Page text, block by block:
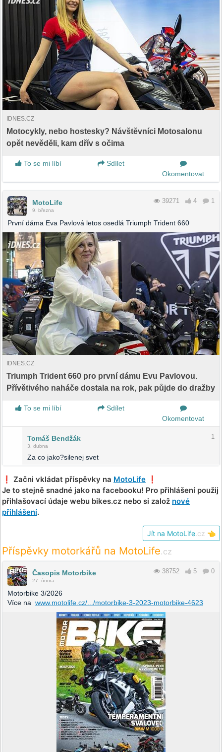
IDNES.CZ
Motocykly, nebo hostesky? Návštěvníci Motosalonu
opět nevěděli, kam dřív s očima
To se mi líbí
Sdílet
Okomentovat
MotoLife
9. března
39271 4 1
První dáma Eva Pavlová letos osedlá Triumph Trident 660
IDNES.CZ
Triumph Trident 660 pro první dámu Evu Pavlovou.
Přívětivého naháče dostala na rok, pak půjde do dražby
To se mi líbí
Sdílet
Okomentovat
Tomáš Bendžák
3. dubna
1
Za co jako?silenej svet
❗️ Začni vkládat příspěvky na MotoLife ❗️
Je to stejně snadné jako na facebooku! Pro přihlášení použij
přihlašovací údaje webu bikes.cz nebo si založ nové
přihlášení.
Jít na MotoLife .cz 👈
Příspěvky motorkářů na MotoLife.cz
Časopis Motorbike
27. února
38752 5 0
Motorbike 3/2026
Více na www.motolife.cz/.../motorbike-3-2023-motorbike-4623